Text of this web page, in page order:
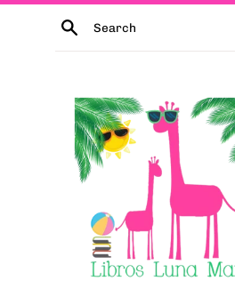
Skip
Search